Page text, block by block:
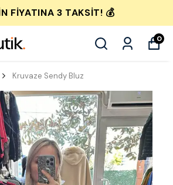
FIYATINA 3 TAKSIT! 💰
0
Kruvaze Sendy Bluz